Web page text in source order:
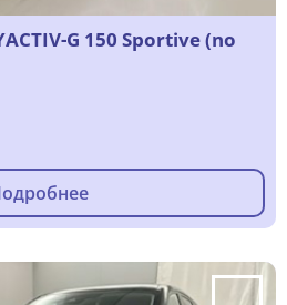
G 150 Sportive (no